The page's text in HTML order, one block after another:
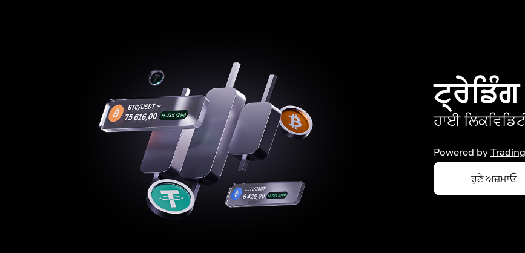
ਹਾਈ
Powered by
ਹੁਣੇ ਅਜ਼ਮਾਓ